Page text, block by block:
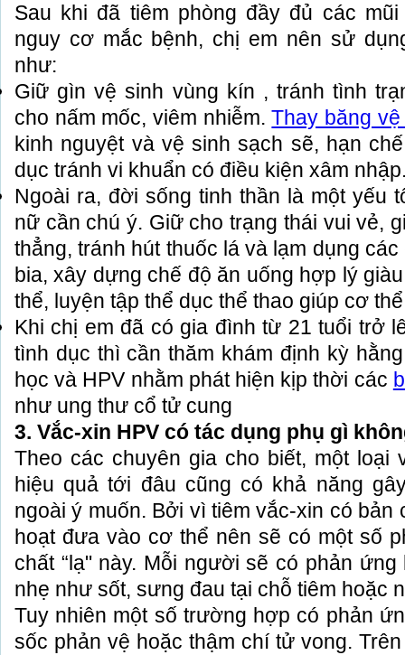
Sau khi đã tiêm phòng đầy đủ các
nguy cơ mắc bệnh, chị em nên sử
như:
Giữ gìn vệ sinh vùng kín , tránh tình
cho nấm mốc, viêm nhiễm.Thay băng
kinh nguyệt và vệ sinh sạch sẽ, hạn
dục tránh vi khuẩn có điều kiện xâm
Ngoài ra, đời sống tinh thần là một yếu
nữ cần chú ý. Giữ cho trạng thái vui vẻ,
thẳng, tránh hút thuốc lá và lạm dụng
bia, xây dựng chế độ ăn uống hợp lý
thể, luyện tập thể dục thể thao giúp cơ
Khi chị em đã có gia đình từ 21 tuổi trở
tình dục thì cần thăm khám định kỳ
học và HPV nhằm phát hiện kịp thời các
như ung thư cổ tử cung
3. Vắc-xin HPV có tác dụng phụ gì
Theo các chuyên gia cho biết, một loại
hiệu quả tới đâu cũng có khả năng
ngoài ý muốn. Bởi vì tiêm vắc-xin có bản
hoạt đưa vào cơ thể nên sẽ có một số
chất “lạ" này. Mỗi người sẽ có phản
nhẹ như sốt, sưng đau tại chỗ tiêm hoặc
Tuy nhiên một số trường hợp có phản
sốc phản vệ hoặc thậm chí tử vong.